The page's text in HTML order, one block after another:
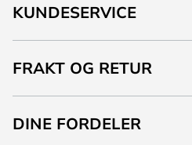
KUNDESERVICE
FRAKT OG RETUR
DINE FORDELER